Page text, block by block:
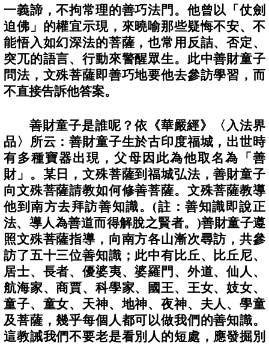
一義諦，不拘常理的善巧法門。他曾以「仗劍
迫佛」的權宜示現，來曉喻那些疑悔不安、不
能悟入如幻深法的菩薩，也常用反詰、否定、
突兀的語言、行動來警醒眾生。此中善財童子
問法，文殊菩薩即善巧地要他去參訪學習，而
不直接告訴他答案。
善財童子是誰呢？依《華嚴經》〈入法界
品〉所云：善財童子生於古印度福城，出世時
有多種寶器出現，父母因此為他取名為「善
財」。某日，文殊菩薩到福城弘法，善財童子
向文殊菩薩請教如何修善菩薩。文殊菩薩教導
他到南方去拜訪善知識。 (註：善知識即說正
法、導人為善道而得解脫之賢者。 )善財童子遵
照文殊菩薩指導，向南方各山漸次尋訪，共參
訪了五十三位善知識；此中有比丘、比丘尼、
居士、長者、優婆夷、婆羅門、外道、仙人、
航海家、商賈、科學家、國王、王女、妓女、
童子、童女、天神、地神、夜神、夫人、學童
及菩薩，幾乎每個人都可以做我們的善知識。
這教誡我們不要老是看別人的短處，應發掘別